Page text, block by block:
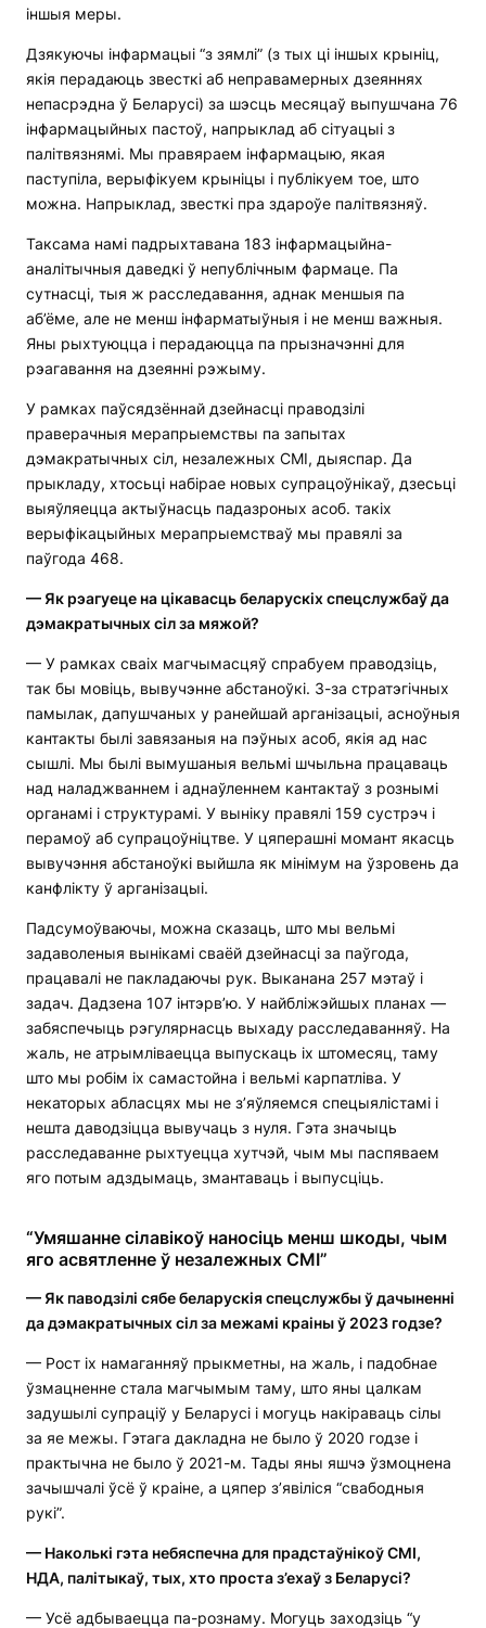
іншыя меры.
Дзякуючы інфармацыі “з зямлі” (з тых ці іншых крыніц,
якія перадаюць звесткі аб неправамерных дзеяннях
непасрэдна ў Беларусі) за шэсць месяцаў выпушчана 76
інфармацыйных пастоў, напрыклад аб сітуацыі з
палітвязнямі. Мы правяраем інфармацыю, якая
паступіла, верыфікуем крыніцы і публікуем тое, што
можна. Напрыклад, звесткі пра здароўе палітвязняў.
Таксама намі падрыхтавана 183 інфармацыйна-
аналітычныя даведкі ў непублічным фармаце. Па
сутнасці, тыя ж расследавання, аднак меншыя па
аб’ёме, але не менш інфарматыўныя і не менш важныя.
Яны рыхтуюцца і перадаюцца па прызначэнні для
рэагавання на дзеянні рэжыму.
У рамках паўсядзённай дзейнасці праводзілі
праверачныя мерапрыемствы па запытах
дэмакратычных сіл, незалежных СМІ, дыяспар. Да
прыкладу, хтосьці набірае новых супрацоўнікаў, дзесьці
выяўляецца актыўнасць падазроных асоб. такіх
верыфікацыйных мерапрыемстваў мы правялі за
паўгода 468.
— Як рэагуеце на цікавасць беларускіх спецслужбаў да
дэмакратычных сіл за мяжой?
— У рамках сваіх магчымасцяў спрабуем праводзіць,
так бы мовіць, вывучэнне абстаноўкі. З-за стратэгічных
памылак, дапушчаных у ранейшай арганізацыі, асноўныя
кантакты былі завязаныя на пэўных асоб, якія ад нас
сышлі. Мы былі вымушаныя вельмі шчыльна працаваць
над наладжваннем і аднаўленнем кантактаў з рознымі
органамі і структурамі. У выніку правялі 159 сустрэч і
перамоў аб супрацоўніцтве. У цяперашні момант якасць
вывучэння абстаноўкі выйшла як мінімум на ўзровень да
канфлікту ў арганізацыі.
Падсумоўваючы, можна сказаць, што мы вельмі
задаволеныя вынікамі сваёй дзейнасці за паўгода,
працавалі не пакладаючы рук. Выканана 257 мэтаў і
задач. Дадзена 107 інтэрв’ю. У найбліжэйшых планах —
забяспечыць рэгулярнасць выхаду расследаванняў. На
жаль, не атрымліваецца выпускаць іх штомесяц, таму
што мы робім іх самастойна і вельмі карпатліва. У
некаторых абласцях мы не з’яўляемся спецыялістамі і
нешта даводзіцца вывучаць з нуля. Гэта значыць
расследаванне рыхтуецца хутчэй, чым мы паспяваем
яго потым адздымаць, змантаваць і выпусціць.
“Умяшанне сілавікоў наносіць менш шкоды, чым
яго асвятленне ў незалежных СМІ”
— Як паводзілі сябе беларускія спецслужбы ў дачыненні
да дэмакратычных сіл за межамі краіны ў 2023 годзе?
— Рост іх намаганняў прыкметны, на жаль, і падобнае
ўзмацненне стала магчымым таму, што яны цалкам
задушылі супраціў у Беларусі і могуць накіраваць сілы
за яе межы. Гэтага дакладна не было ў 2020 годзе і
практычна не было ў 2021-м. Тады яны яшчэ ўзмоцнена
зачышчалі ўсё ў краіне, а цяпер з’явіліся “свабодныя
рукі”.
— Наколькі гэта небяспечна для прадстаўнікоў СМІ,
НДА, палітыкаў, тых, хто проста з’ехаў з Беларусі?
— Усё адбываецца па-рознаму. Могуць заходзіць “у